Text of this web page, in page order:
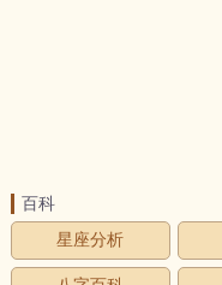
百科
星座分析